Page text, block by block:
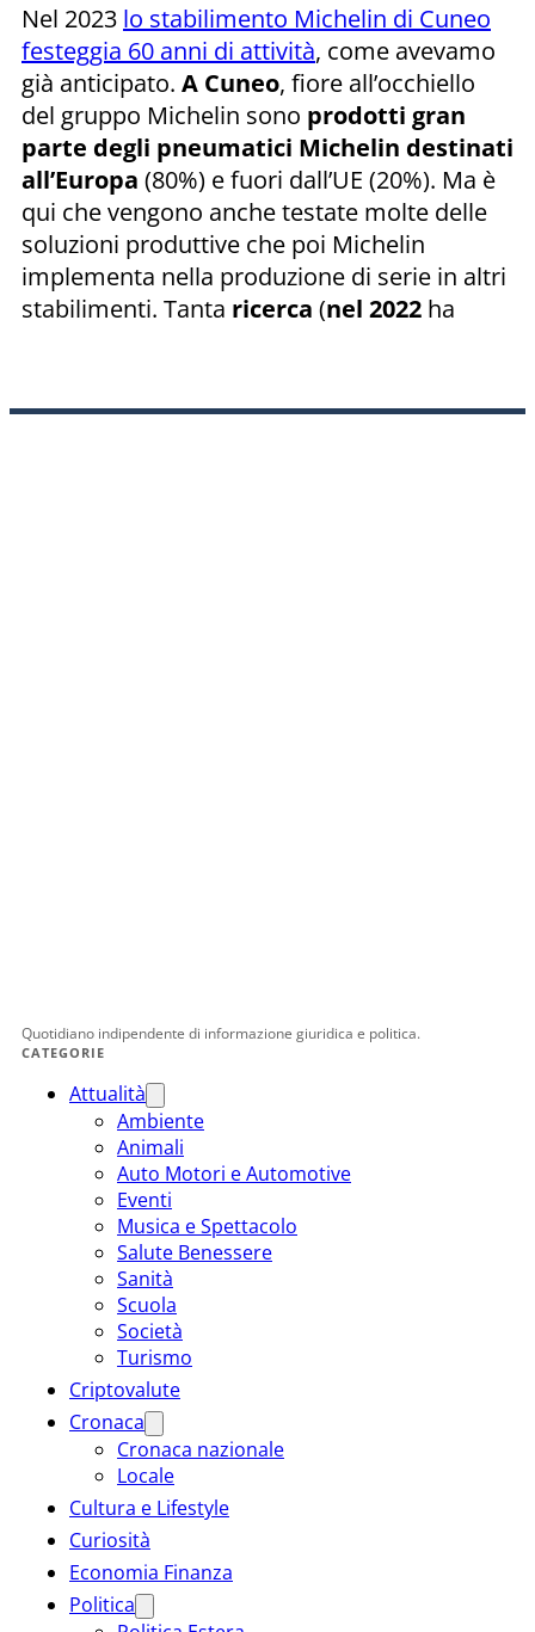
Nel 2023 lo stabilimento Michelin di Cuneo
festeggia 60 anni di attività, come avevamo
già anticipato. A Cuneo, fiore all’occhiello
del gruppo Michelin sono prodotti gran
parte degli pneumatici Michelin destinati
all’Europa (80%) e fuori dall’UE (20%). Ma è
qui che vengono anche testate molte delle
soluzioni produttive che poi Michelin
implementa nella produzione di serie in altri
stabilimenti. Tanta ricerca (nel 2022 ha
Quotidiano indipendente di informazione giuridica e politica.
CATEGORIE
Attualità
Ambiente
Animali
Auto Motori e Automotive
Eventi
Musica e Spettacolo
Salute Benessere
Sanità
Scuola
Società
Turismo
Criptovalute
Cronaca
Cronaca nazionale
Locale
Cultura e Lifestyle
Curiosità
Economia Finanza
Politica